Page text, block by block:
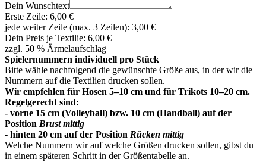
Dein Wunschtext
Erste Zeile: 6,00 €
jede weiter Zeile (max. 3 Zeilen): 3,00 €
Dein Preis je Textilie: 6,00 €
zzgl. 50 % Ärmelaufschlag
Spielernummern individuell pro Stück
Bitte wähle nachfolgend die gewünschte Größe aus, in der wir die
Nummern auf die Textilien drucken sollen.
Wir empfehlen für Hosen 5–10 cm und für Trikots 10–20 cm.
Regelgerecht sind:
- vorne 15 cm (Volleyball) bzw. 10 cm (Handball) auf der
Position Brust mittig
- hinten 20 cm auf der Position Rücken mittig
Welche Nummern wir auf welche Größen drucken sollen, gibst du
in einem späteren Schritt in der Größentabelle an.